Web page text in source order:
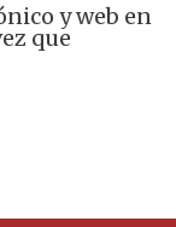
y web en
que